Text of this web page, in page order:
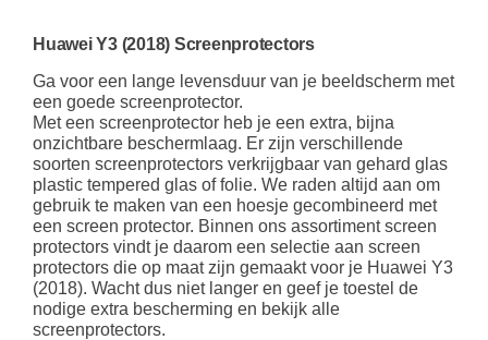
Huawei Y3 (2018) Screenprotectors
Ga voor een lange levensduur van je beeldscherm met
een goede screenprotector.
Met een screenprotector heb je een extra, bijna
onzichtbare beschermlaag. Er zijn verschillende
soorten screenprotectors verkrijgbaar van gehard glas
plastic tempered glas of folie. We raden altijd aan om
gebruik te maken van een hoesje gecombineerd met
een screen protector. Binnen ons assortiment screen
protectors vindt je daarom een selectie aan screen
protectors die op maat zijn gemaakt voor je Huawei Y3
(2018). Wacht dus niet langer en geef je toestel de
nodige extra bescherming en bekijk alle
screenprotectors.